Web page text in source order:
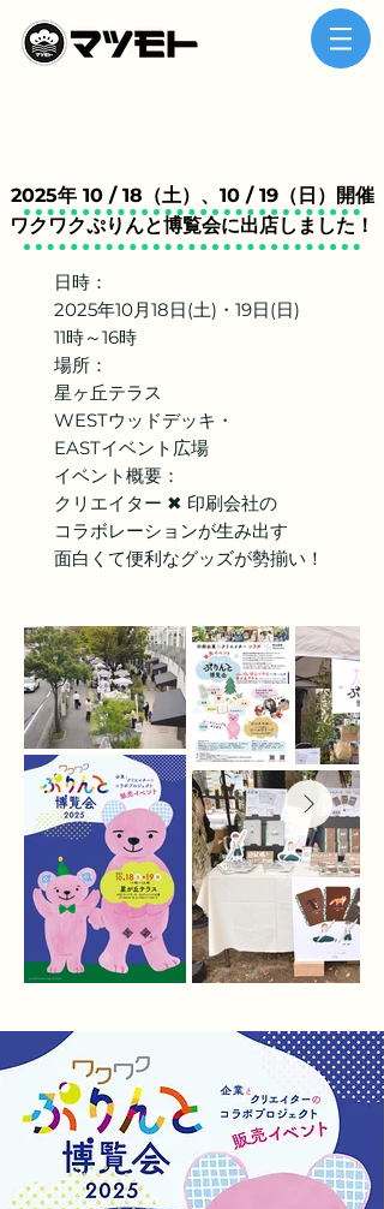
2025年 10 / 18（土）、10 / 19（日）開催
​ワクワクぷりんと博覧会に出店しました！
日時：
2025年10月18日(土)・19日(日)
11時～16時
​場所：
星ヶ丘テラス
WESTウッドデッキ・
EASTイベント広場
イベント概要：
クリエイター ✖ 印刷会社の
コラボレーションが生み出す
面白くて便利なグッズが勢揃い！